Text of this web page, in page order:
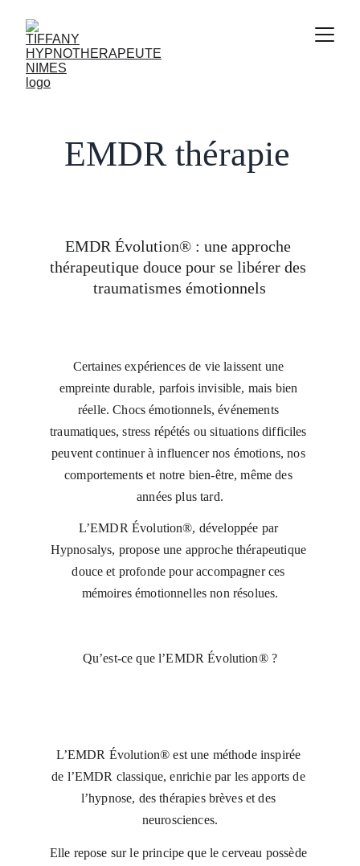
EMDR thérapie
EMDR Évolution® : une approche
thérapeutique douce pour se libérer des
traumatismes émotionnels
Certaines expériences de vie laissent une
empreinte durable, parfois invisible, mais bien
réelle. Chocs émotionnels, événements
traumatiques, stress répétés ou situations difficiles
peuvent continuer à influencer nos émotions, nos
comportements et notre bien-être, même des
années plus tard.
L’EMDR Évolution®, développée par
Hypnosalys, propose une approche thérapeutique
douce et profonde pour accompagner ces
mémoires émotionnelles non résolues.
Qu’est-ce que l’EMDR Évolution® ?
L’EMDR Évolution® est une méthode inspirée
de l’EMDR classique, enrichie par les apports de
l’hypnose, des thérapies brèves et des
neurosciences.
Elle repose sur le principe que le cerveau possède